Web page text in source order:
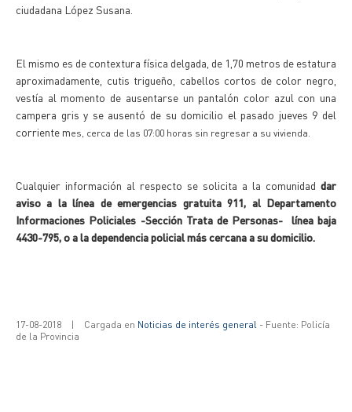
ciudadana López Susana.
El mismo es de contextura física delgada, de 1,70 metros de estatura
aproximadamente, cutis trigueño, cabellos cortos de color negro,
vestía al momento de ausentarse un pantalón color azul con una
campera gris y se ausentó de su domicilio el pasado jueves 9 del
corriente mes, cerca de las 07:00 horas sin regresar a su vivienda.
Cualquier información al respecto se solicita a la comunidad dar
aviso a la línea de emergencias gratuita 911, al Departamento
Informaciones Policiales -Sección Trata de Personas- línea baja
4430-795, o a la dependencia policial más cercana a su domicilio.
17-08-2018 | Cargada en Noticias de interés general - Fuente: Policía
de la Provincia